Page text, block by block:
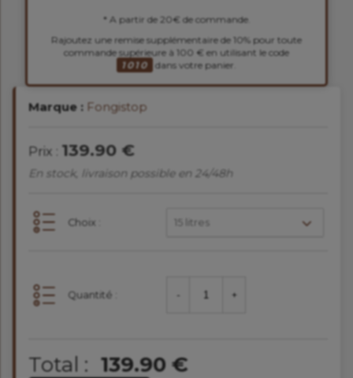
* A partir de 20€ de commande.
Rajoutez une remise supplémentaire de 10% pour toute
commande supérieure à 100 € en utilisant le code
1010 dans votre panier.
Marque : Fongistop
Prix : 139.90 €
En stock, livraison possible en 24/48h
Choix : 15 litres
Quantité : - +
Total : 139.90 €